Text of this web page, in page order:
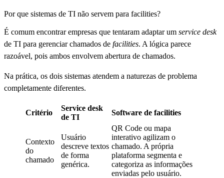
Por que sistemas de TI não servem para facilities?
É comum encontrar empresas que tentaram adaptar um service desk
de TI para gerenciar chamados de facilities. A lógica parece
razoável, pois ambos envolvem abertura de chamados.
Na prática, os dois sistemas atendem a naturezas de problema
completamente diferentes.
Critério
Service desk
de TI
Software de facilities
Contexto
do
chamado
Usuário
descreve textos
de forma
genérica.
QR Code ou mapa
interativo agilizam o
chamado. A própria
plataforma segmenta e
categoriza as informações
enviadas pelo usuário.